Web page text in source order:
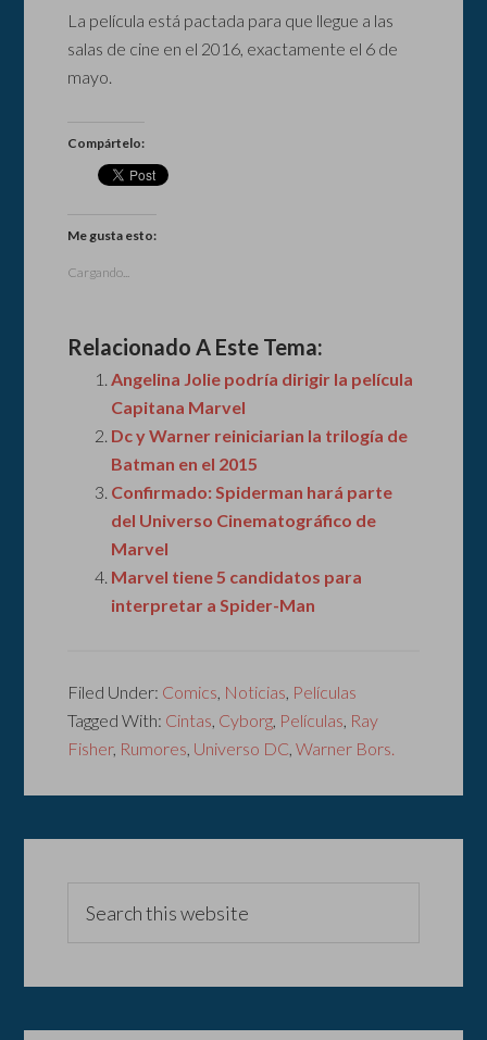
La película está pactada para que llegue a las
salas de cine en el 2016, exactamente el 6 de
mayo.
Compártelo:
Me gusta esto:
Cargando...
Relacionado A Este Tema:
Angelina Jolie podría dirigir la película
Capitana Marvel
Dc y Warner reiniciarian la trilogía de
Batman en el 2015
Confirmado: Spiderman hará parte
del Universo Cinematográfico de
Marvel
Marvel tiene 5 candidatos para
interpretar a Spider-Man
Filed Under: Comics, Noticias, Películas
Tagged With: Cintas, Cyborg, Películas, Ray
Fisher, Rumores, Universo DC,Warner Bors.